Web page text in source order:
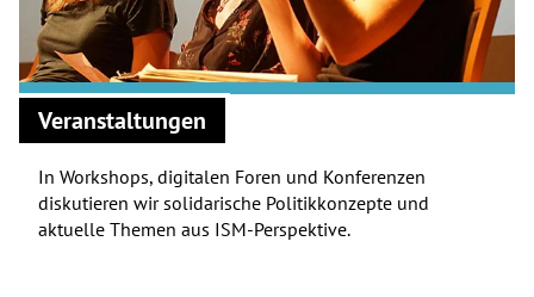
Veranstaltungen
In Workshops, digitalen Foren und Konferenzen
diskutieren wir solidarische Politikkonzepte und
aktuelle Themen aus ISM-Perspektive.